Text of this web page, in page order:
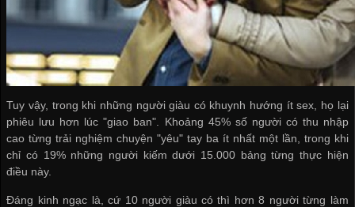
Tuy vậy, trong khi những người giàu có khuynh hướng ít sex, họ lại
phiêu lưu hơn lúc "giao ban". Khoảng 45% số người có thu nhập
cao từng trải nghiệm chuyện "yêu" tay ba ít nhất một lần, trong khi
chỉ có 19% những người kiếm dưới 15.000 bảng từng thực hiện
điều này.
Đáng kinh ngạc là, cứ 10 người giàu có thì hơn 8 người từng làm